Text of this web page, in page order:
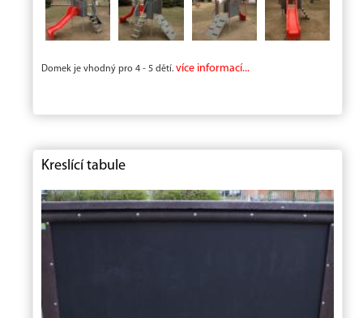
Domek je vhodný pro 4 - 5 dětí. více informací...
Kreslící tabule